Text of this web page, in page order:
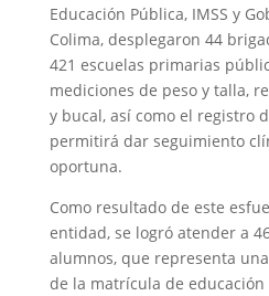
Educación Pública, IMSS y
Colima, desplegaron 44
421 escuelas primarias
mediciones de peso y talla,
y bucal, así como el registro
permitirá dar seguimiento
oportuna.
Como resultado de este
entidad, se logró atender a
alumnos, que representa
de la matrícula de